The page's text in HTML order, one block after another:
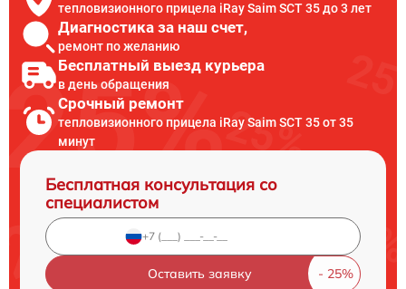
тепловизионного прицела iRay Saim SCT 35 до 3 лет
Диагностика за наш счет,
ремонт по желанию
Бесплатный выезд курьера
в день обращения
Срочный ремонт
тепловизионного прицела iRay Saim SCT 35 от 35
минут
Бесплатная консультация со
специалистом
Оставить заявку